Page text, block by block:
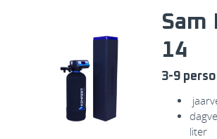
Sam
14
3-9
liter